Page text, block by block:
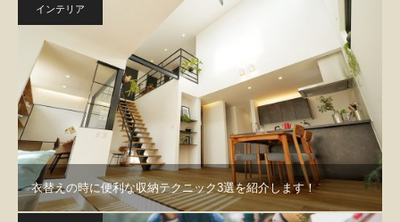
インテリア
衣替えの時に便利な収納テクニック3選を紹介します！